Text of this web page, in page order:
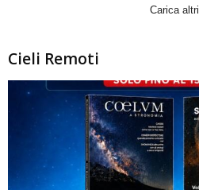
Carica altri
Cieli Remoti